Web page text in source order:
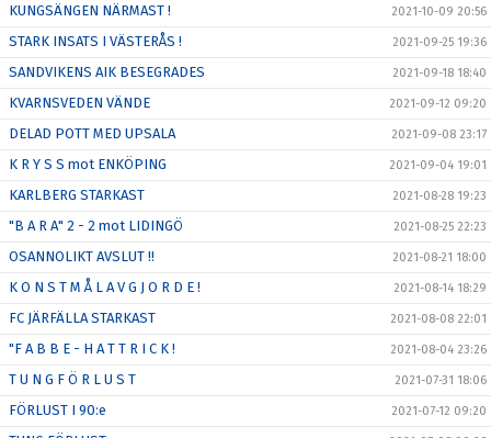
KUNGSÄNGEN NÄRMAST ! 2021-10-09 20:56
STARK INSATS I VÄSTERÅS ! 2021-09-25 19:36
SANDVIKENS AIK BESEGRADES 2021-09-18 18:40
KVARNSVEDEN VÄNDE 2021-09-12 09:20
DELAD POTT MED UPSALA 2021-09-08 23:17
K R Y S S mot ENKÖPING 2021-09-04 19:01
KARLBERG STARKAST 2021-08-28 19:23
"B A R A" 2 - 2 mot LIDINGÖ 2021-08-25 22:23
OSANNOLIKT AVSLUT !! 2021-08-21 18:00
K O N S T M Å L A V G J O R D E ! 2021-08-14 18:29
FC JÄRFÄLLA STARKAST 2021-08-08 22:01
"F A B B E - H A T T R I C K ! 2021-08-04 23:26
T U N G F Ö R L U S T 2021-07-31 18:06
FÖRLUST I 90:e 2021-07-12 09:20